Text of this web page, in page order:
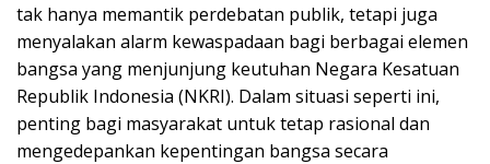
tak hanya memantik perdebatan publik, tetapi juga
menyalakan alarm kewaspadaan bagi berbagai elemen
bangsa yang menjunjung keutuhan Negara Kesatuan
Republik Indonesia (NKRI). Dalam situasi seperti ini,
penting bagi masyarakat untuk tetap rasional dan
mengedepankan kepentingan bangsa secara